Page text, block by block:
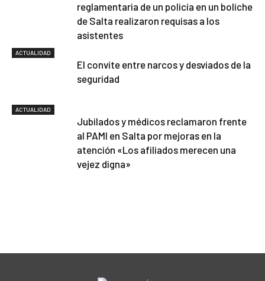
reglamentaria de un policía en un boliche
de Salta realizaron requisas a los
asistentes
ACTUALIDAD
El convite entre narcos y desviados de la
seguridad
ACTUALIDAD
Jubilados y médicos reclamaron frente
al PAMI en Salta por mejoras en la
atención «Los afiliados merecen una
vejez digna»